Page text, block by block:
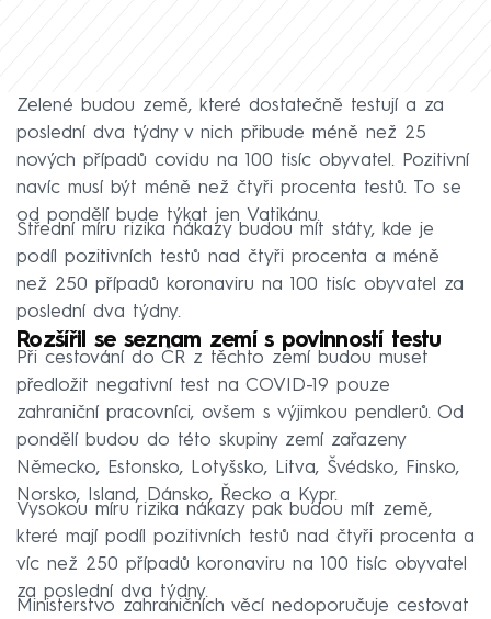
Zelené budou země, které dostatečně testují a za
poslední dva týdny v nich přibude méně než 25
nových případů covidu na 100 tisíc obyvatel. Pozitivní
navíc musí být méně než čtyři procenta testů. To se
od pondělí bude týkat jen Vatikánu.
Střední míru rizika nákazy budou mít státy, kde je
podíl pozitivních testů nad čtyři procenta a méně
než 250 případů koronaviru na 100 tisíc obyvatel za
poslední dva týdny.
Rozšířil se seznam zemí s povinností testu
Při cestování do ČR z těchto zemí budou muset
předložit negativní test na COVID-19 pouze
zahraniční pracovníci, ovšem s výjimkou pendlerů. Od
pondělí budou do této skupiny zemí zařazeny
Německo, Estonsko, Lotyšsko, Litva, Švédsko, Finsko,
Norsko, Island, Dánsko, Řecko a Kypr.
Vysokou míru rizika nákazy pak budou mít země,
které mají podíl pozitivních testů nad čtyři procenta a
víc než 250 případů koronaviru na 100 tisíc obyvatel
za poslední dva týdny.
Ministerstvo zahraničních věcí nedoporučuje cestovat